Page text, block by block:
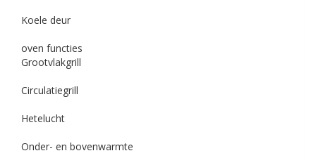
Koele deur
oven functies
Grootvlakgrill
Circulatiegrill
Hetelucht
Onder- en bovenwarmte